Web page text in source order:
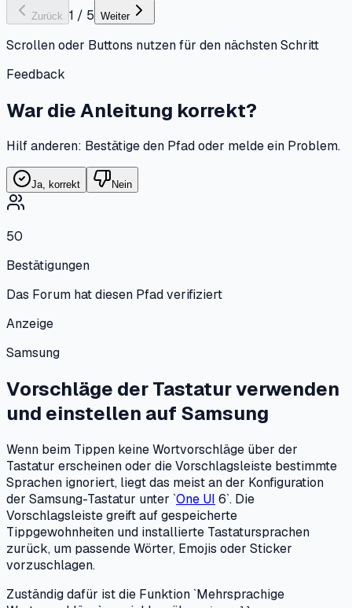
Zurück 1 / 5 Weiter
Scrollen oder Buttons nutzen für den nächsten Schritt
Feedback
War die Anleitung korrekt?
Hilf anderen: Bestätige den Pfad oder melde ein Problem.
Ja, korrekt Nein
50
Bestätigungen
Das Forum hat diesen Pfad verifiziert
Anzeige
Samsung
Vorschläge der Tastatur verwenden
und einstellen auf Samsung
Wenn beim Tippen keine Wortvorschläge über der
Tastatur erscheinen oder die Vorschlagsleiste bestimmte
Sprachen ignoriert, liegt das meist an der Konfiguration
der Samsung-Tastatur unter `One UI 6`. Die
Vorschlagsleiste greift auf gespeicherte
Tippgewohnheiten und installierte Tastatursprachen
zurück, um passende Wörter, Emojis oder Sticker
vorzuschlagen.
Zuständig dafür ist die Funktion `Mehrsprachige